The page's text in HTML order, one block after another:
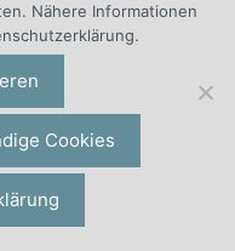
und ihre
Nähere Informationen
Cookies